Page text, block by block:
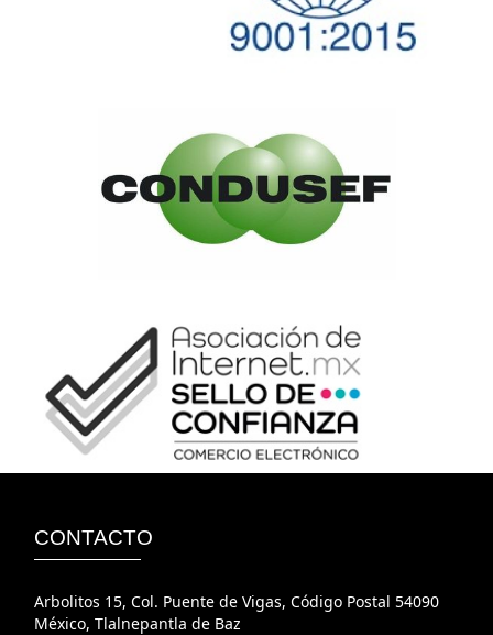
CONTACTO
Arbolitos 15, Col. Puente de Vigas, Código Postal 54090
México, Tlalnepantla de Baz